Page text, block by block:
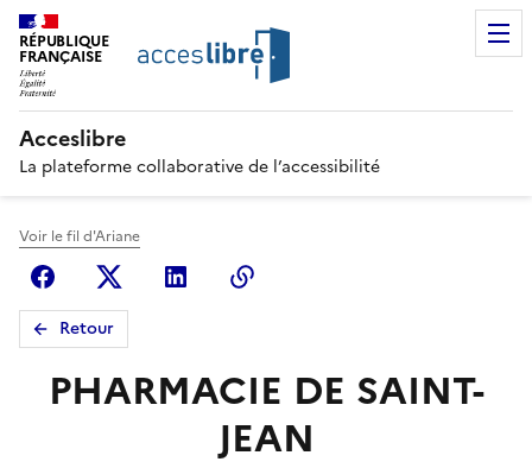
RÉPUBLIQUE
FRANÇAISE
Acceslibre
La plateforme collaborative de l’accessibilité
Voir le fil d'Ariane
FacebookX (anciennement Twitter)
Linkedin
Retour
PHARMACIE DE SAINT-
JEAN